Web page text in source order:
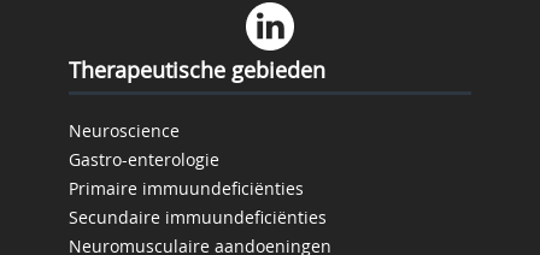
Therapeutische gebieden
Neuroscience
Gastro-enterologie
Primaire immuundeficiënties
Secundaire immuundeficiënties
Neuromusculaire aandoeningen